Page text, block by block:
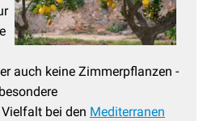
auch keine Zimmerpflanzen -
Vielfalt bei den Mediterranen